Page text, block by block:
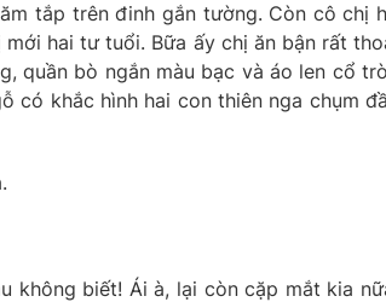
tắp trên đinh gắn tường. Còn cô chị
hai tư tuổi. Bữa ấy chị ăn bận rất
quần bò ngắn màu bạc và áo len cổ
có khắc hình hai con thiên nga chụm
không biết! Ái à, lại còn cặp mắt kia